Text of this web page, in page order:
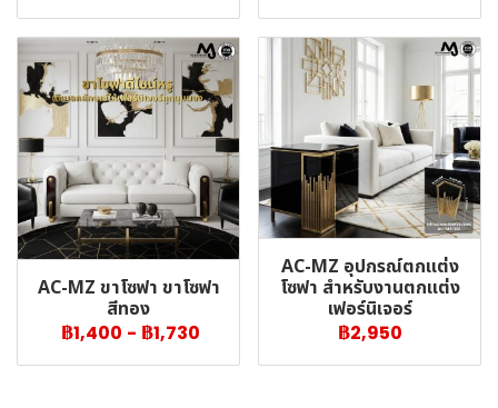
AC-MZ ขาโซฟา ขาโซฟา
สีทอง
฿1,400 - ฿1,730
AC-MZ อุปกรณ์ตกแต่ง
โซฟา สำหรับงานตกแต่ง
เฟอร์นิเจอร์
฿2,950